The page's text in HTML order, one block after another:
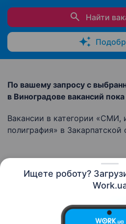
Ищете роботу?
Найти
По вашему запросу с
в Виноградове вакансий пока
Вакансии в категории «СМИ,
полиграфия» в Закарпатской